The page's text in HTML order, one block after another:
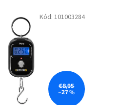
€8,95
–27 %
Kód: 101003284